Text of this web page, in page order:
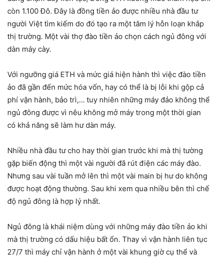
còn 1.100 Đô. Đây là đồng tiền ảo được nhiều nhà đầu tư
người Việt tìm kiếm do đó tạo ra một tâm lý hỗn loạn khắp
thị trường. Một vài thợ đào tiền ảo chọn cách ngủ đông với
dàn máy cày.
Với ngưỡng giá ETH và mức giá hiện hành thì việc đào tiền
ảo đã gần đến mức hóa vốn, hay có thể là bị lỗi khi gộp cả
phí vận hành, bảo trì,… tuy nhiên những máy đảo không thể
ngủ đông được vì nêu không mở máy trong một thời gian
có khả năng sẽ làm hư dàn máy.
Nhiều nhà đầu tư cho hay thời gian trước khi mà thị tường
gặp biến động thì một vài người đã rút điện các máy đào.
Nhưng sau vài tuần mở lên thì một vài main bị hư do không
được hoạt động thường. Sau khi xem qua nhiều bên thì chế
độ ngủ đông là hợp lý nhất.
Ngủ đông là khái niệm dùng với những máy đào tiền ảo khi
mà thị trường có dấu hiệu bất ổn. Thay vì vận hành liên tục
27/7 thì máy chỉ vận hành ở một vài khung giờ cụ thể và